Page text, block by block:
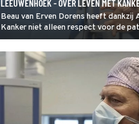
LEEUWENHOEK - OVER LEVEN MET
Beau van Erven Dorens heeft dankzij
Kanker niet alleen respect voor de
“Zij moeten dagelijks